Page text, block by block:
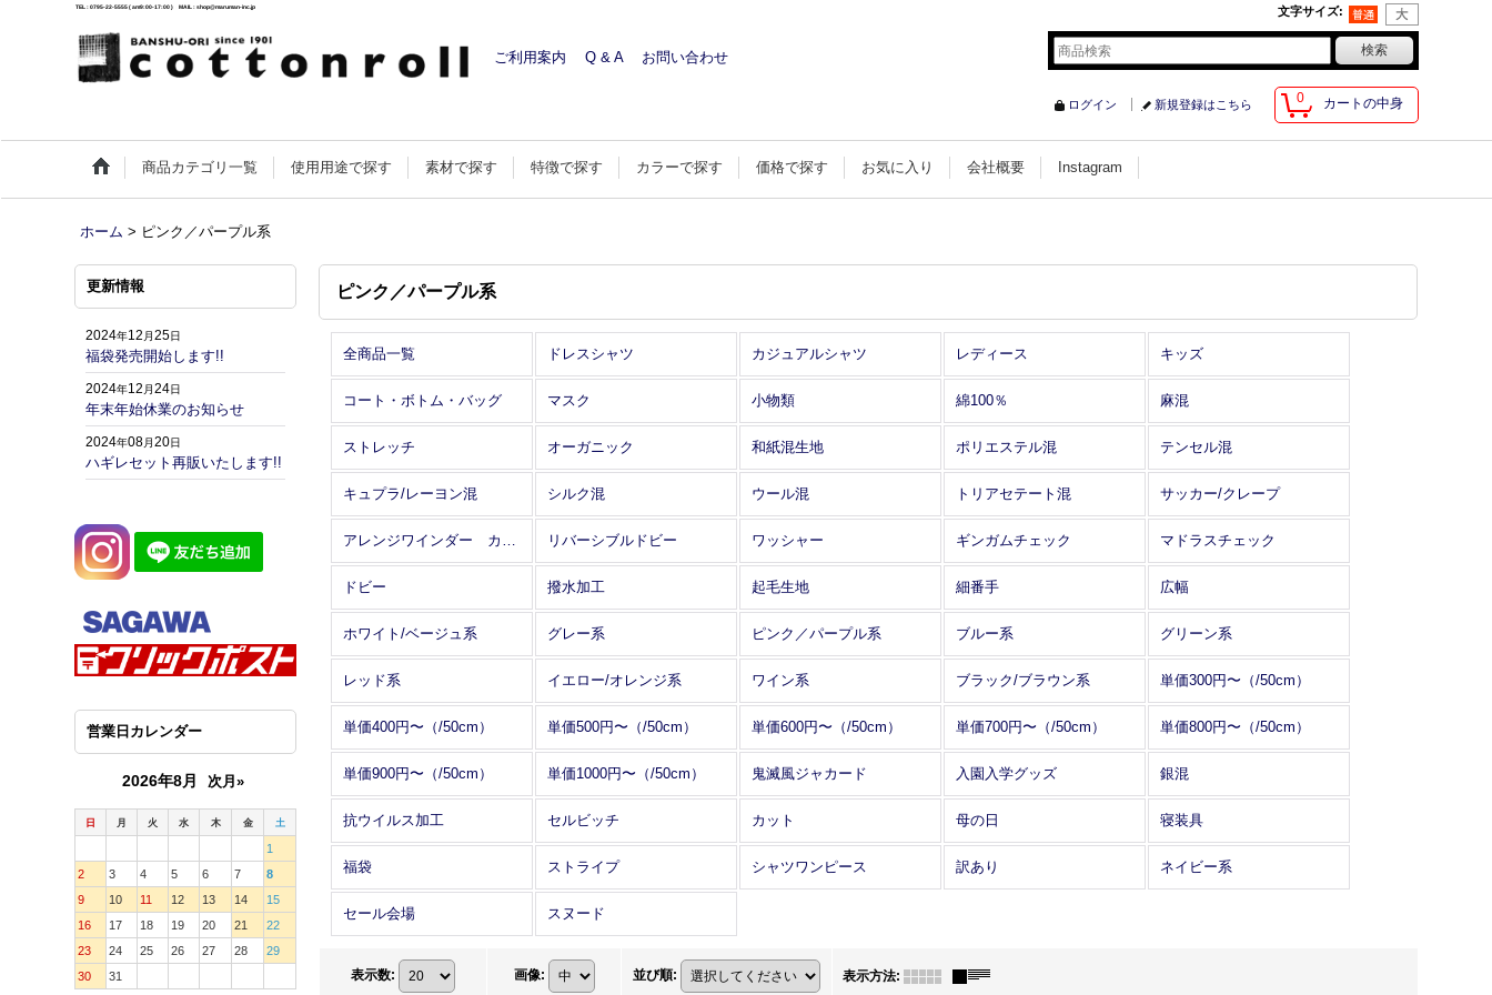
TEL : 0795-22-5555 ( am9:00-17:00 ) MAIL : shop@maruman-inc.jp 文字サイズ:
ご利用案内 Q & A お問い合わせ
0 カートの中身
ログイン 新規登録はこちら
商品カテゴリ一覧 使用用途で探す 素材で探す 特徴で探す カラーで探す 価格で探す お気に入り 会社概要 Instagram
ホーム > ピンク／パープル系
更新情報
2024年12 月25日
福袋発売開始します!!
2024年12 月24日
年末年始休業のお知らせ
2024年08月20日
ハギレセット再販いたします!!
営業日カレンダー
2026年8月 次月»
日 月 火 水 木 金 土
1
2
3 4 5 6 7
8
9
10 11 12 13 14
15
16
17 18 19 20 21
22
23
24 25 26 27 28
29
30
31
ピンク／パープル系
全商品一覧 ドレスシャツ カジュアルシャツ レディース キッズ
コート・ボトム・バッグ マスク 小物類 綿100％ 麻混
ストレッチ オーガニック 和紙混生地 ポリエステル混 テンセル混
キュプラ/レーヨン混 シルク混 ウール混 トリアセテート混 サッカー/クレープ
アレンジワインダー カットジャカード リバーシブルドビー ワッシャー ギンガムチェック マドラスチェック
ドビー 撥水加工 起毛生地 細番手 広幅
ホワイト/ベージュ系 グレー系 ピンク／パープル系 ブルー系 グリーン系
レッド系 イエロー/オレンジ系 ワイン系 ブラック/ブラウン系 単価300円〜（/50cm）
単価400円〜（/50cm） 単価500円〜（/50cm） 単価600円〜（/50cm） 単価700円〜（/50cm） 単価800円〜（/50cm）
単価900円〜（/50cm） 単価1000円〜（/50cm） 鬼滅風ジャカード 入園入学グッズ 銀混
抗ウイルス加工 セルビッチ カット 母の日 寝装具
福袋 ストライプ シャツワンピース 訳あり ネイビー系
セール会場 スヌード
表示数: 画像: 並び順: 表示方法: